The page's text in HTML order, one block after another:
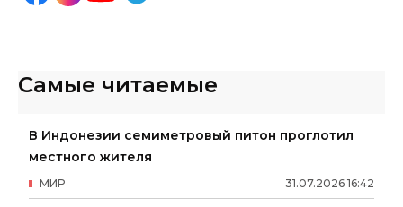
Самые читаемые
В Индонезии семиметровый питон проглотил
местного жителя
31.07.2026 16:42
МИР